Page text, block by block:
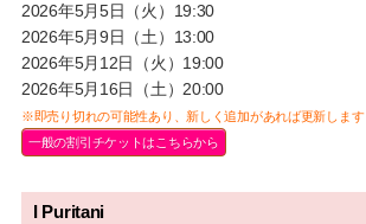
2026年5月5日（火）19:30
2026年5月9日（土）13:00
2026年5月12日（火）19:00
2026年5月16日（土）20:00
※即売り切れの可能性あり、新しく追加があれば更新します
一般の割引チケットはこちらから
I Puritani